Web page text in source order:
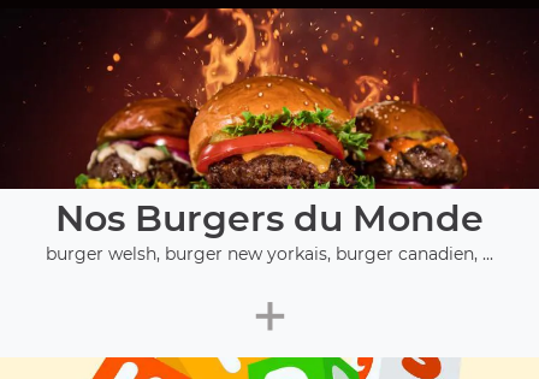
Nos Burgers du Monde
burger welsh, burger new yorkais, burger canadien, ...
+